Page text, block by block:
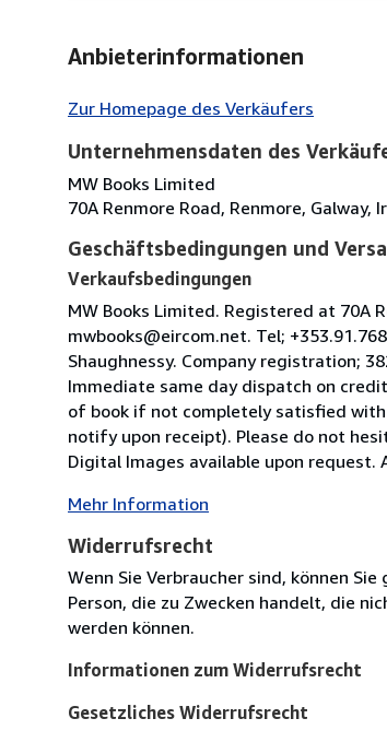
Anbieterinformationen
Zur Homepage des Verkäufers
Unternehmensdaten des
MW Books Limited
70A Renmore Road, Renmore, Galway,
Geschäftsbedingungen und
Verkaufsbedingungen
MW Books Limited. Registered at 70A
mwbooks@eircom.net. Tel;
Shaughnessy. Company registration;
Immediate same day dispatch on
of book if not completely satisfied
notify upon receipt). Please do not
Digital Images available upon request.
Mehr Information
Widerrufsrecht
Wenn Sie Verbraucher sind, können
Person, die zu Zwecken handelt, die
werden können.
Informationen zum Widerrufsrecht
Gesetzliches Widerrufsrecht